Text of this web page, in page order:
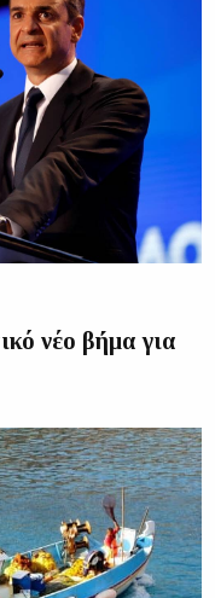
νέο βήμα για